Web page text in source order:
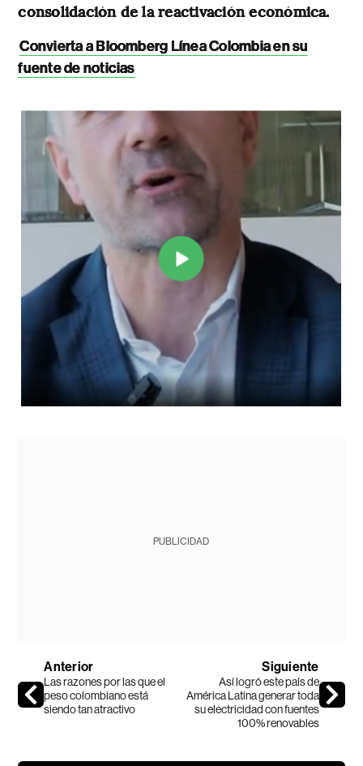
consolidación de la reactivación económica.
Convierta a Bloomberg Línea Colombia en su
fuente de noticias
PUBLICIDAD
Anterior
Las razones por las que el
peso colombiano está
siendo tan atractivo
Siguiente
Así logró este país de
América Latina generar toda
su electricidad con fuentes
100% renovables